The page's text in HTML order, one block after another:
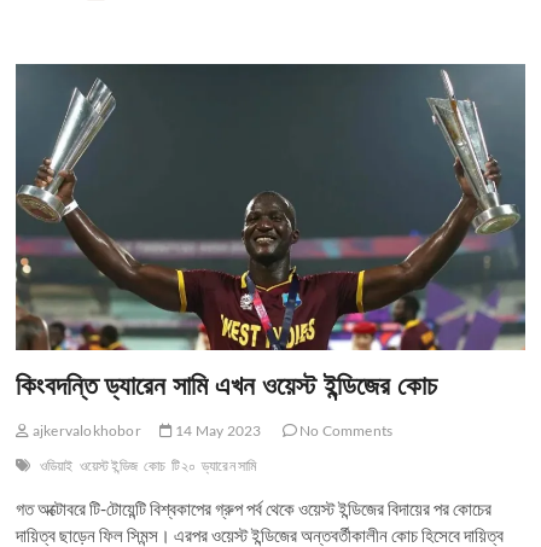
নিশ্চিত
করল
বাংলাদেশ
কিংবদন্তি ড্যারেন সামি এখন ওয়েস্ট ইন্ডিজের কোচ
ajkervalokhobor 14 May 2023
No Comments
ওডিয়াই ওয়েস্ট ইন্ডিজ কোচ টি২০ ড্যারেন সামি
গত অক্টোবরে টি-টোয়েন্টি বিশ্বকাপের গ্রুপ পর্ব থেকে ওয়েস্ট ইন্ডিজের বিদায়ের পর কোচের
দায়িত্ব ছাড়েন ফিল সিমন্স। এরপর ওয়েস্ট ইন্ডিজের অন্তবর্তীকালীন কোচ হিসেবে দায়িত্ব